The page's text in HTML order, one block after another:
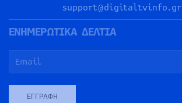
support@digitaltvinfo.gr
ΕΝΗΜΕΡΩΤΙΚΑ ΔΕΛΤΙΑ
ΕΓΓΡΑΦΉ